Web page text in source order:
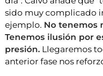
sido muy complicado
ejemplo. No tenemos
Tenemos ilusión por
presión. Llegaremos
anterior fase nos